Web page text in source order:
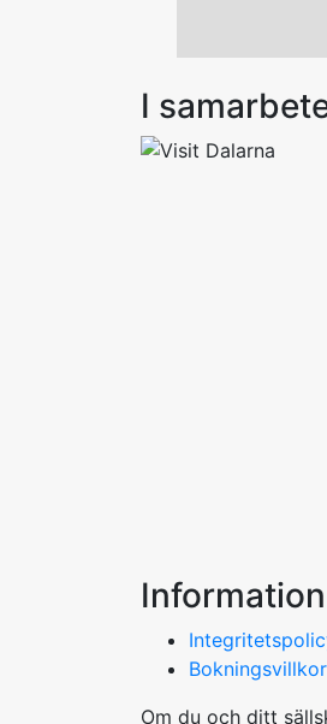
I
Information
Bokningsvillkor
Om du och ditt